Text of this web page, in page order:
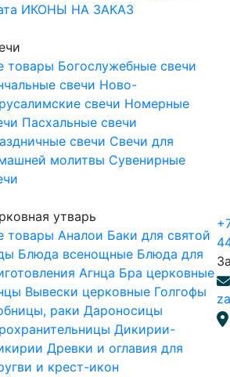
ИКОНЫ НА ЗАКАЗ
товары Богослужебные свечи
свечи Ново-
свечи Номерные
Пасхальные свечи
свечи Свечи для
молитвы Сувенирные
утварь
товары Аналои Баки для святой
Блюда всенощные Блюда для
Агнца Бра церковные
Вывески церковные Голгофы
раки Дароносицы
Дикирии-
Древки и оглавия для
и крест-икон